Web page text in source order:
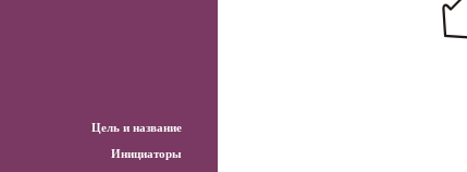
Цель и название
Инициаторы